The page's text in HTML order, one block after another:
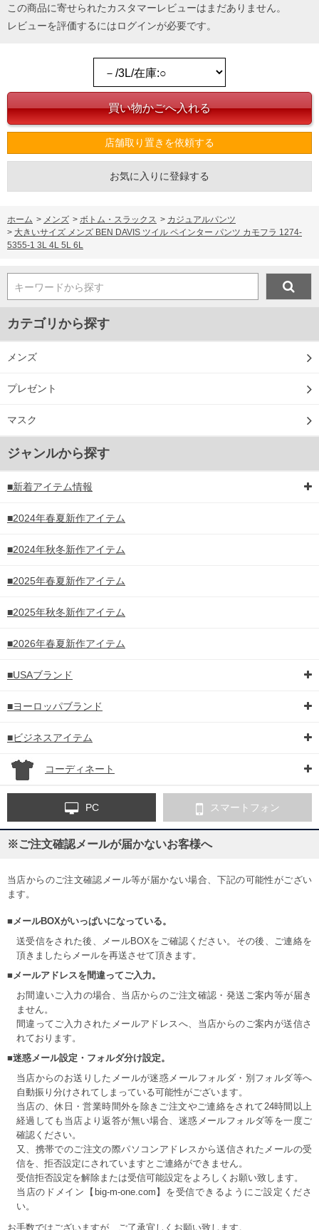
この商品に寄せられたカスタマーレビューはまだありません。
レビューを評価するにはログインが必要です。
店舗取り置きを依頼する
お気に入りに登録する
ホーム > メンズ > ボトム・スラックス > カジュアルパンツ
> 大きいサイズ メンズ BEN DAVIS ツイル ペインター パンツ カモフラ 1274-
5355-1 3L 4L 5L 6L
キーワードから探す
カテゴリから探す
メンズ
プレゼント
マスク
ジャンルから探す
■新着アイテム情報
■2024年春夏新作アイテム
■2024年秋冬新作アイテム
■2025年春夏新作アイテム
■2025年秋冬新作アイテム
■2026年春夏新作アイテム
■USAブランド
■ヨーロッパブランド
■ビジネスアイテム
コーディネート
PC スマートフォン
※ご注文確認メールが届かないお客様へ
当店からのご注文確認メール等が届かない場合、下記の可能性がござい
ます。
■メールBOXがいっぱいになっている。
送受信をされた後、メールBOXをご確認ください。その後、ご連絡を
頂きましたらメールを再送させて頂きます。
■メールアドレスを間違ってご入力。
お間違いご入力の場合、当店からのご注文確認・発送ご案内等が届き
ません。
間違ってご入力されたメールアドレスへ、当店からのご案内が送信さ
れております。
■迷惑メール設定・フォルダ分け設定。
当店からのお送りしたメールが迷惑メールフォルダ・別フォルダ等へ
自動振り分けされてしまっている可能性がございます。
当店の、休日・営業時間外を除きご注文やご連絡をされて24時間以上
経過しても当店より返答が無い場合、迷惑メールフォルダ等を一度ご
確認ください。
又、携帯でのご注文の際パソコンアドレスから送信されたメールの受
信を、拒否設定にされていますとご連絡ができません。
受信拒否設定を解除または受信可能設定をよろしくお願い致します。
当店のドメイン【big-m-one.com】を受信できるようにご設定くださ
い。
お手数ではございますが、ご了承宜しくお願い致します。